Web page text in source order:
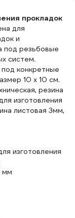
прокладок
для
и
под резьбовые
систем.
конкретные
10 х 10 см.
резина
изготовления
листовая 3мм,
изготовления
мм